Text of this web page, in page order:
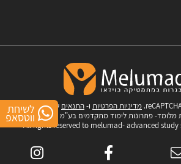
לשיחת
ווטסאפ
מדיניות הפרטיות ו-התנאים של Google.
פתרונות לימוד מתקדמים בע"מ © 2007-2026
All rights reserved to melumad- advanced study